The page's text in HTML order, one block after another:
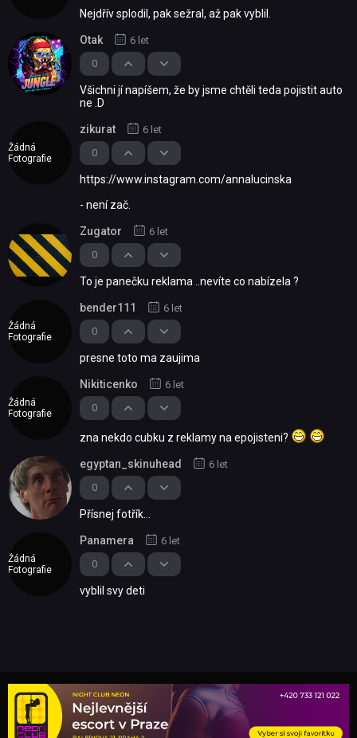
Nejdřív splodil, pak sežral, až pak vyblil.
0
Otak 6 let
Všichni jí napíšem, že by jsme chtěli teda pojistit auto
ne .D
Žádná
Fotografie
0
zikurat 6 let
https://www.instagram.com/annalucinska
- není zač.
0
Zugator 6 let
To je panečku reklama ..nevíte co nabízela ?
Žádná
Fotografie
0
bender111 6 let
presne toto ma zaujima
Žádná
Fotografie
0
Nikiticenko 6 let
zna nekdo cubku z reklamy na epojisteni?
0
egyptan_skinuhead 6 let
Přísnej fotřík...
Žádná
Fotografie
0
Panamera 6 let
vyblil svy deti